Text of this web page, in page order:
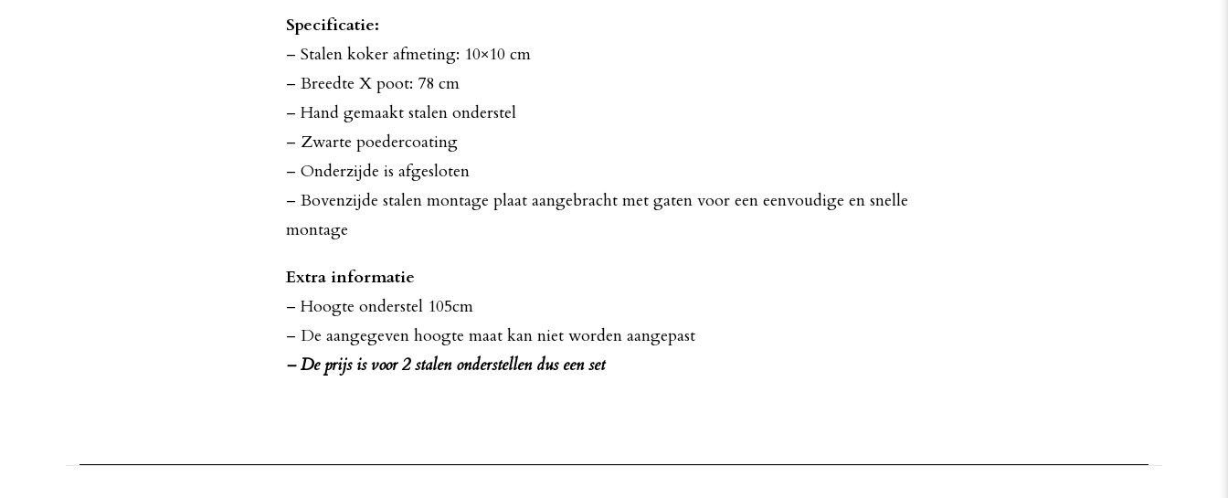
Specificatie:
– Stalen koker afmeting: 10×10 cm
– Breedte X poot: 78 cm
– Hand gemaakt stalen onderstel
– Zwarte poedercoating
– Onderzijde is afgesloten
– Bovenzijde stalen montage plaat aangebracht met gaten voor een eenvoudige en snelle
montage
Extra informatie
– Hoogte onderstel 105cm
– De aangegeven hoogte maat kan niet worden aangepast
– De prijs is voor 2 stalen onderstellen dus een set